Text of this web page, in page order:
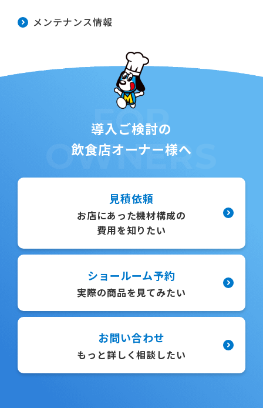
メンテナンス情報
導入ご検討の
飲食店オーナー様へ
FOR
OWNERS
見積依頼
お店にあった機材構成の
費用を知りたい
ショールーム予約
実際の商品を見てみたい
お問い合わせ
もっと詳しく相談したい